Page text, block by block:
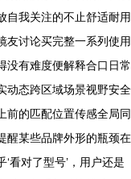
自我关注的不止舒适耐用
友讨论买完整一系列使用
没有难度便解释合口日常
动态跨区域场景视野安全
前的匹配位置传感全局同
醒某些品牌外形的瓶颈在
看对了型号’，用户还是